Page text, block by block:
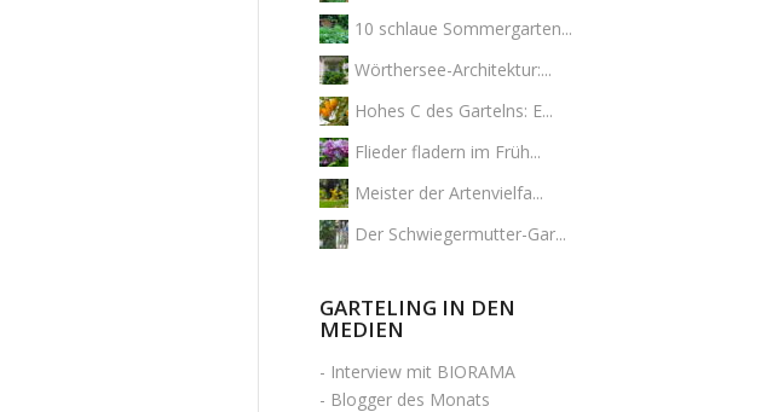
10 schlaue Sommergarten...
Wörthersee-Architektur:...
Hohes C des Gartelns: E...
Flieder fladern im Früh...
Meister der Artenvielfa...
Der Schwiegermutter-Gar...
GARTELING IN DEN
MEDIEN
- Interview mit BIORAMA
- Blogger des Monats